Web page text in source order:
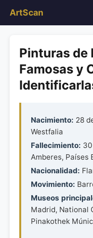
ArtScan
Pinturas de
Famosas y
Nacimiento: 28
Westfalia
Fallecimiento:
Amberes, Países
Nacionalidad:
Movimiento:
Museos
Madrid, National
Pinakothek